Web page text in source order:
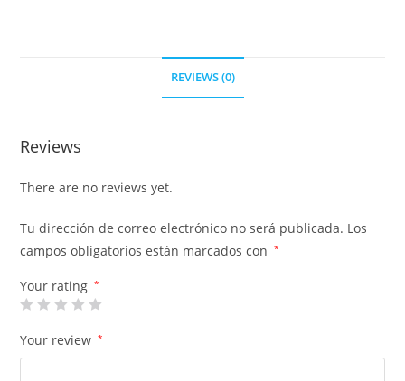
REVIEWS (0)
Reviews
There are no reviews yet.
Tu dirección de correo electrónico no será publicada. Los
campos obligatorios están marcados con
*
Your rating *
Your review *